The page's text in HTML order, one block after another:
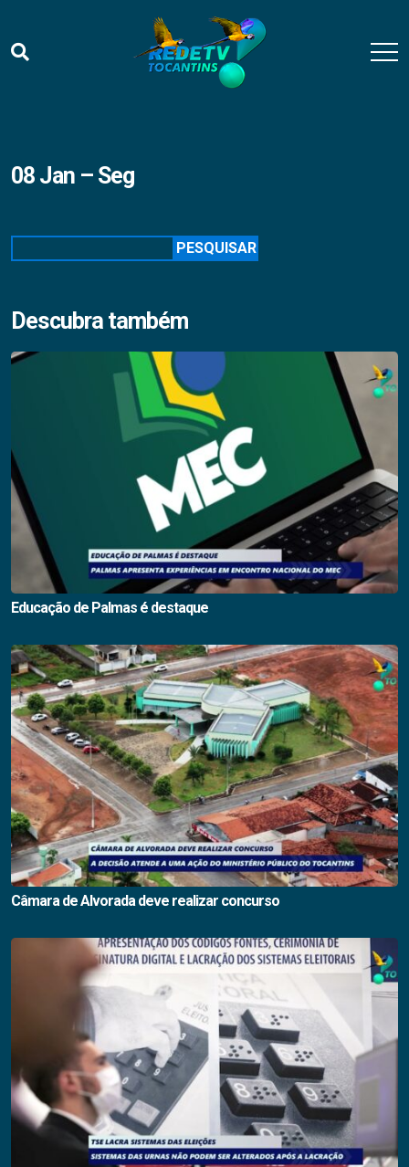
08 Jan – Seg
PESQUISAR
Descubra também
Educação de Palmas é destaque
Câmara de Alvorada deve realizar concurso